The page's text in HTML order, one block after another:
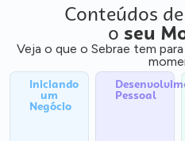
Conteúdos
o seu
Veja o que o Sebrae tem
Iniciando
um
Negócio
Pessoal